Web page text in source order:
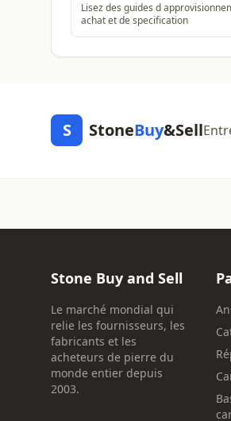
Lisez des guides d
achat et de specification
S StoneBuy&Sell
Stone Buy and Sell
Le marché mondial qui
relie les fournisseurs, les
fabricants et les
acheteurs de pierre du
monde entier depuis
2003.